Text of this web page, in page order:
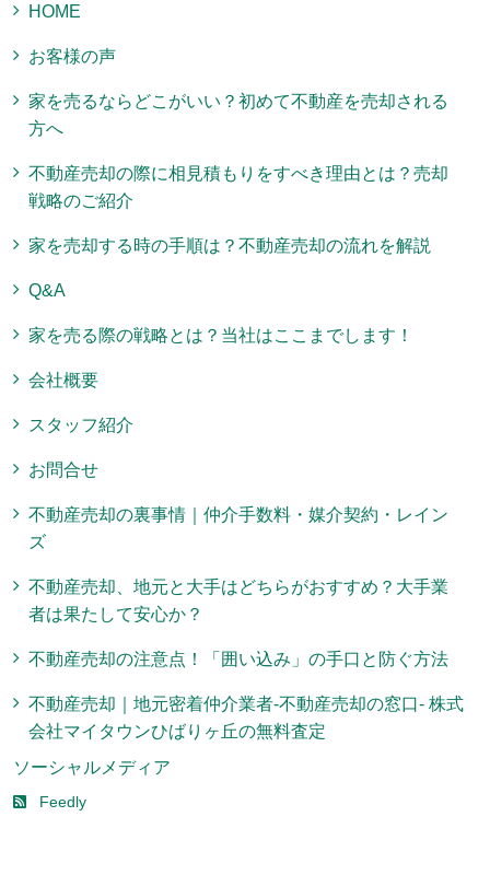
HOME
お客様の声
家を売るならどこがいい？初めて不動産を売却される
方へ
不動産売却の際に相見積もりをすべき理由とは？売却
戦略のご紹介
家を売却する時の手順は？不動産売却の流れを解説
Q&A
家を売る際の戦略とは？当社はここまでします！
会社概要
スタッフ紹介
お問合せ
不動産売却の裏事情｜仲介手数料・媒介契約・レイン
ズ
不動産売却、地元と大手はどちらがおすすめ？大手業
者は果たして安心か？
不動産売却の注意点！「囲い込み」の手口と防ぐ方法
不動産売却｜地元密着仲介業者-不動産売却の窓口- 株式
会社マイタウンひばりヶ丘の無料査定
ソーシャルメディア
Feedly